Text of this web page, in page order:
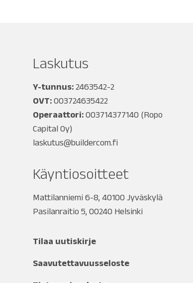
Laskutus
Y-tunnus: 2463542-2
OVT: 003724635422
Operaattori: 003714377140 (Ropo
Capital Oy)
laskutus@buildercom.fi
Käyntiosoitteet
Mattilanniemi 6-8, 40100 Jyväskylä
Pasilanraitio 5, 00240 Helsinki
Tilaa uutiskirje
Saavutettavuusseloste